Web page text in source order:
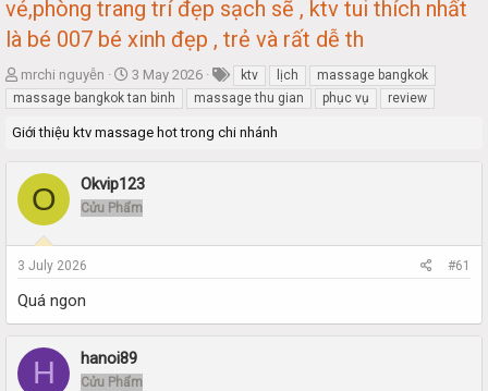
vẻ,phòng trang trí đẹp sạch sẽ , ktv tui thích nhất
là bé 007 bé xinh đẹp , trẻ và rất dễ th
T
h
r
e
s
t
r
t
r
mrchi nguyễn
S
t
a
r
a
t
3 May 2026 ktv lịch
massage bangkok
massage bangkok tan binh
massage thu gian phục vụ review
Giới thiệu ktv massage hot trong chi nhánh
O Okvip123
Cửu Phẩm
3 July 2026 #61
Quá ngon
H hanoi89
Cửu Phẩm